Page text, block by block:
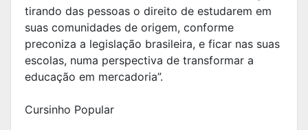
tirando das pessoas o direito de estudarem em
suas comunidades de origem, conforme
preconiza a legislação brasileira, e ficar nas suas
escolas, numa perspectiva de transformar a
educação em mercadoria”.
Cursinho Popular